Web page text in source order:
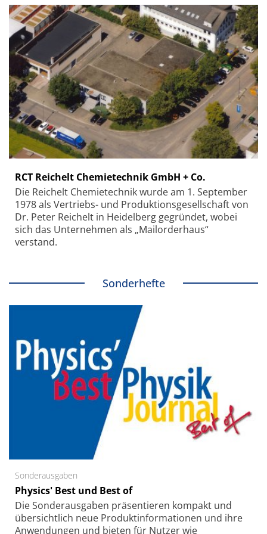
RCT Reichelt Chemietechnik GmbH + Co.
Die Reichelt Chemietechnik wurde am 1. September
1978 als Vertriebs- und Produktionsgesellschaft von
Dr. Peter Reichelt in Heidelberg gegründet, wobei
sich das Unternehmen als „Mailorderhaus“
verstand.
Sonderhefte
Sonderausgaben
Physics' Best und Best of
Die Sonder­ausgaben präsentieren kompakt und
übersichtlich neue Produkt­informationen und ihre
Anwendungen und bieten für Nutzer wie